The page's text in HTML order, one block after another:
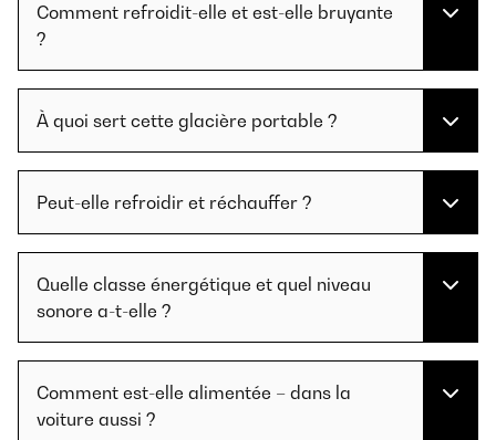
Comment refroidit-elle et est-elle bruyante
?
À quoi sert cette glacière portable ?
Peut-elle refroidir et réchauffer ?
Quelle classe énergétique et quel niveau
sonore a-t-elle ?
Comment est-elle alimentée – dans la
voiture aussi ?